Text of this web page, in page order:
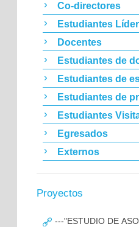
Co-directores
Estudiantes
Docentes
Estudiantes de
Estudiantes de
Estudiantes de
Estudiantes
Egresados
Externos
Proyectos
---"ESTUDIO DE